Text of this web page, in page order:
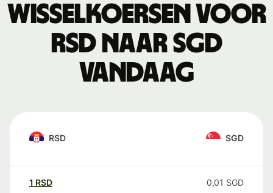
Wisselkoersen voor
RSD naar SGD
vandaag
RSD SGD
1 RSD 0,01 SGD